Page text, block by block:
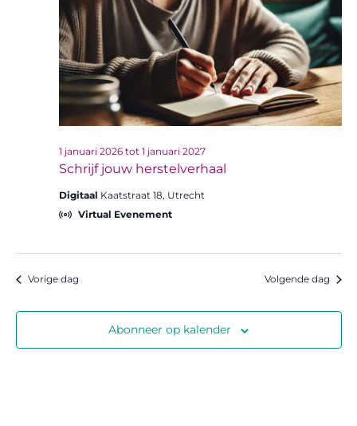
Schrijf jouw herstelverhaal
1 januari 2026tot 1 januari 2027
Digitaal Kaatstraat 18, Utrecht
Virtual Evenement
Vorige dag Volgende dag
Abonneer op kalender